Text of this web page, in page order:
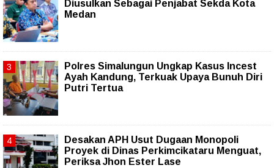
Diusulkan Sebagai Penjabat Sekda Kota
Medan
Polres Simalungun Ungkap Kasus Incest
Ayah Kandung, Terkuak Upaya Bunuh Diri
Putri Tertua
Desakan APH Usut Dugaan Monopoli
Proyek di Dinas Perkimcikataru Menguat,
Periksa Jhon Ester Lase